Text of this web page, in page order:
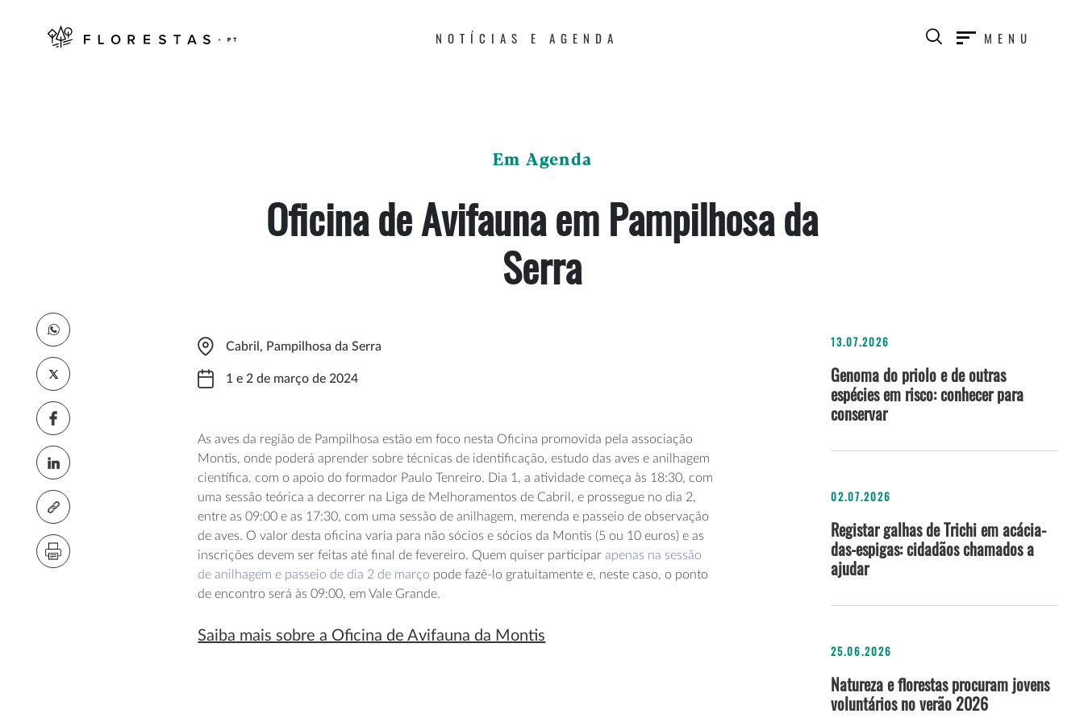
NOTÍCIAS E AGENDA MENU
Em Agenda
Oficina de Avifauna em Pampilhosa da
Serra
Cabril, Pampilhosa da Serra
1 e 2 de março de 2024
As aves da região de Pampilhosa estão em foco nesta Oficina promovida pela associação
Montis, onde poderá aprender sobre técnicas de identificação, estudo das aves e anilhagem
científica, com o apoio do formador Paulo Tenreiro. Dia 1, a atividade começa às 18:30, com
uma sessão teórica a decorrer na Liga de Melhoramentos de Cabril, e prossegue no dia 2,
entre as 09:00 e as 17:30, com uma sessão de anilhagem, merenda e passeio de observação
de aves. O valor desta oficina varia para não sócios e sócios da Montis (5 ou 10 euros) e as
inscrições devem ser feitas até final de fevereiro. Quem quiser participarapenas na sessão
de anilhagem e passeio de dia 2 de março pode fazê-lo gratuitamente e, neste caso, o ponto
de encontro será às 09:00, em Vale Grande.
Saiba mais sobre a Oficina de Avifauna da Montis
13.07.2026
Genoma do priolo e de outras
espécies em risco: conhecer para
conservar
02.07.2026
Registar galhas de Trichi em acácia-
das-espigas: cidadãos chamados a
ajudar
25.06.2026
Natureza e florestas procuram jovens
voluntários no verão 2026